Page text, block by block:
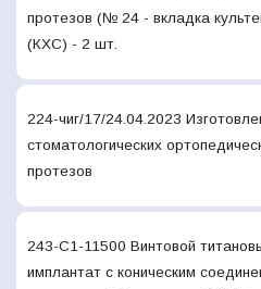
протезов (№ 24 - вкладка
(КХС) - 2 шт.
224-чиг/17/24.04.2023
стоматологических
протезов
243-С1-11500 Винтовой
имплантат с коническим